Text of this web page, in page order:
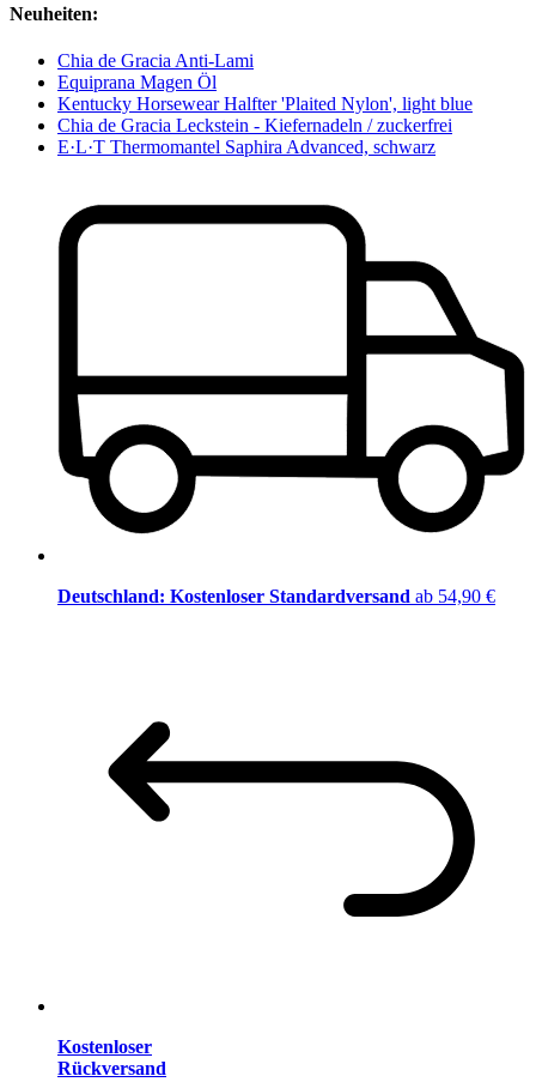
Neuheiten:
Chia de Gracia Anti-Lami
Equiprana Magen Öl
Kentucky Horsewear Halfter 'Plaited Nylon', light blue
Chia de Gracia Leckstein - Kiefernadeln / zuckerfrei
E·L·T Thermomantel Saphira Advanced, schwarz
Deutschland: Kostenloser Standardversand ab 54,90 €
Kostenloser
Rückversand